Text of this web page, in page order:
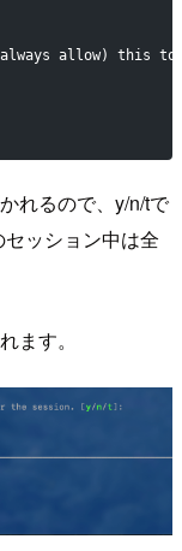
allow) this
れるので、y/n/tで
ッション中は全
ます。